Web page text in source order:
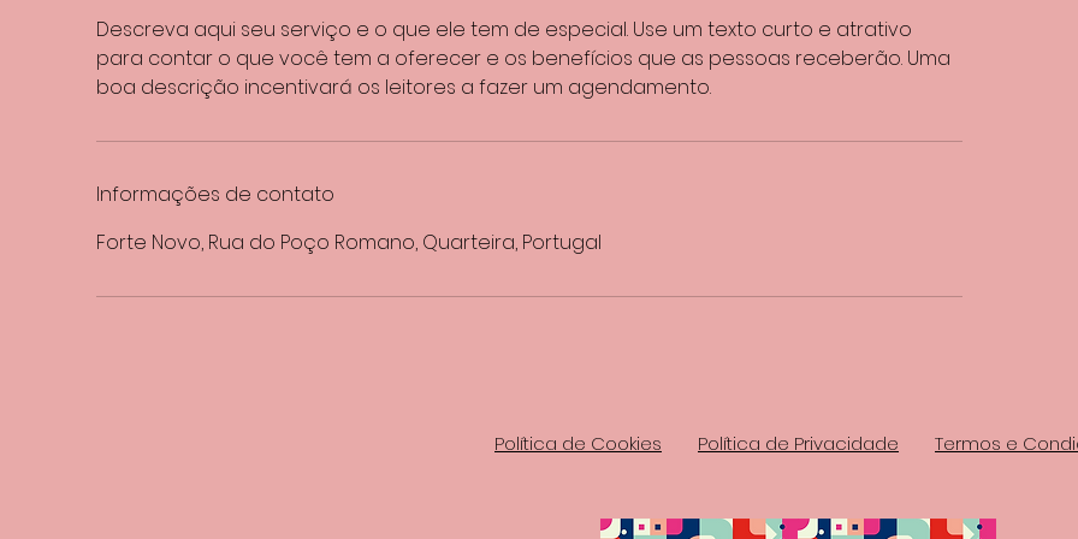
Descreva aqui seu serviço e o que ele tem de especial. Use um texto curto e atrativo
para contar o que você tem a oferecer e os benefícios que as pessoas receberão. Uma
boa descrição incentivará os leitores a fazer um agendamento.
Informações de contato
Forte Novo, Rua do Poço Romano, Quarteira, Portugal
Política de Cookies Política de Privacidade Termos e